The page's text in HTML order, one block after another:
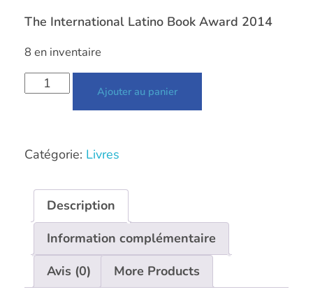
The International Latino Book Award 2014
8 en inventaire
Ajouter au panier
Catégorie: Livres
Description
Information complémentaire
Avis (0)
More Products